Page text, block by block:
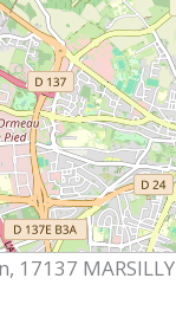
17137 MARSILLY